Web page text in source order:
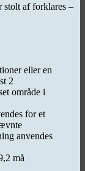
stolt af forklares –
eller en
2
område i
for et
anvendes
må